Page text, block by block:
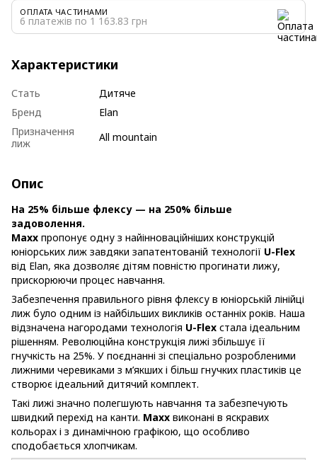
ОПЛАТА ЧАСТИНАМИ
6 платежів по 1 163.83 грн
Характеристики
Стать
Дитяче
Бренд
Elan
Призначення
лиж
All mountain
Опис
На 25% більше флексу — на 250% більше
задоволення.
Maxx пропонує одну з найінноваційніших конструкцій
юніорських лиж завдяки запатентованій технології U-Flex
від Elan, яка дозволяє дітям повністю прогинати лижу,
прискорюючи процес навчання.
Забезпечення правильного рівня флексу в юніорській лінійці
лиж було одним із найбільших викликів останніх років. Наша
відзначена нагородами технологія U-Flex стала ідеальним
рішенням. Революційна конструкція лижі збільшує її
гнучкість на 25%. У поєднанні зі спеціально розробленими
лижними черевиками з м’якших і більш гнучких пластиків це
створює ідеальний дитячий комплект.
Такі лижі значно полегшують навчання та забезпечують
швидкий перехід на канти. Maxx виконані в яскравих
кольорах і з динамічною графікою, що особливо
сподобається хлопчикам.